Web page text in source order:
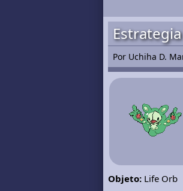
Por Uchiha D.
Objeto: Life Orb